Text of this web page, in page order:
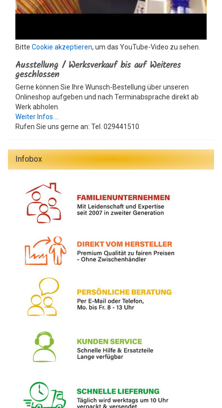
Bitte Cookie akzeptieren, um das YouTube-Video zu sehen.
Ausstellung / Werksverkauf bis auf Weiteres
geschlossen
Gerne können Sie Ihre Wunsch-Bestellung über unseren
Onlineshop aufgeben und nach Terminabsprache direkt ab
Werk abholen.
Weiter Infos....
Rufen Sie uns gerne an: Tel. 029441510
Infobox